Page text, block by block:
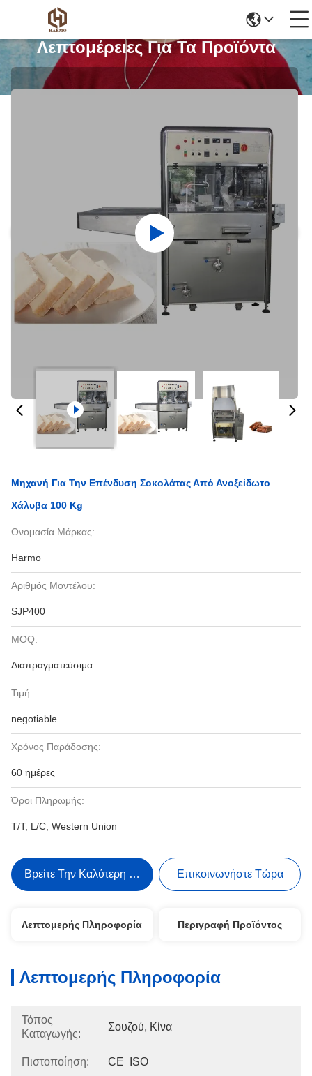
Λεπτομέρειες Για Τα Προϊόντα
Μηχανή Για Την Επένδυση Σοκολάτας Από Ανοξείδωτο
Χάλυβα 100 Kg
Ονομασία Μάρκας:
Harmo
Αριθμός Μοντέλου:
SJP400
MOQ:
Διαπραγματεύσιμα
Τιμή:
negotiable
Χρόνος Παράδοσης:
60 ημέρες
Όροι Πληρωμής:
T/T, L/C, Western Union
Βρείτε Την Καλύτερη Τιμή Επικοινωνήστε Τώρα
Λεπτομερής Πληροφορία Περιγραφή Προϊόντος
Λεπτομερής Πληροφορία
Τόπος
Καταγωγής:
Σουζού, Κίνα
Πιστοποίηση: CE  ISO